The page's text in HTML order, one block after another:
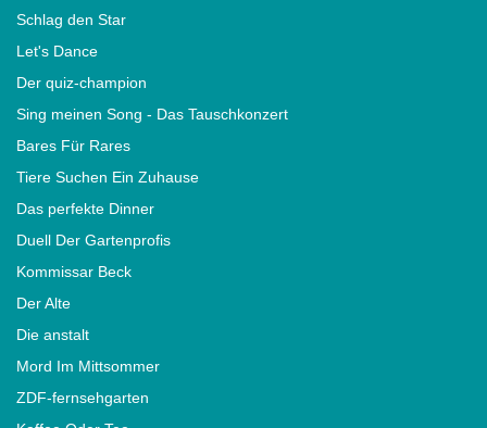
Schlag den Star
Let's Dance
Der quiz-champion
Sing meinen Song - Das Tauschkonzert
Bares Für Rares
Tiere Suchen Ein Zuhause
Das perfekte Dinner
Duell Der Gartenprofis
Kommissar Beck
Der Alte
Die anstalt
Mord Im Mittsommer
ZDF-fernsehgarten